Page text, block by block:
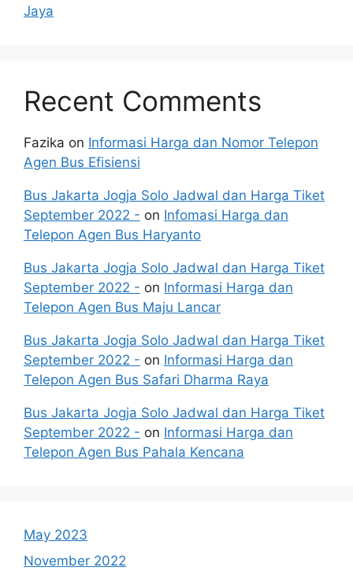
Jaya
Recent Comments
Fazika on Informasi Harga dan Nomor Telepon
Agen Bus Efisiensi
Bus Jakarta Jogja Solo Jadwal dan Harga Tiket
September 2022 - on Infomasi Harga dan
Telepon Agen Bus Haryanto
Bus Jakarta Jogja Solo Jadwal dan Harga Tiket
September 2022 - on Informasi Harga dan
Telepon Agen Bus Maju Lancar
Bus Jakarta Jogja Solo Jadwal dan Harga Tiket
September 2022 - on Informasi Harga dan
Telepon Agen Bus Safari Dharma Raya
Bus Jakarta Jogja Solo Jadwal dan Harga Tiket
September 2022 - on Informasi Harga dan
Telepon Agen Bus Pahala Kencana
May 2023
November 2022